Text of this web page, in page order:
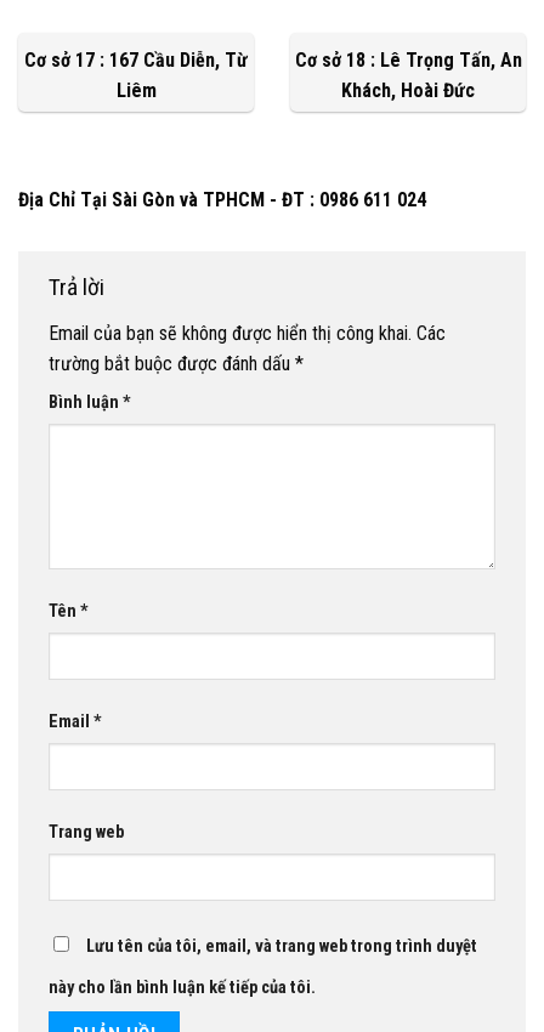
Cơ sở 17 : 167 Cầu Diễn, Từ
Liêm
Cơ sở 18 : Lê Trọng Tấn, An
Khách, Hoài Đức
Địa Chỉ Tại Sài Gòn và TPHCM - ĐT : 0986 611 024
Trả lời
Email của bạn sẽ không được hiển thị công khai. Các
trường bắt buộc được đánh dấu *
Bình luận *
Tên *
Email *
Trang web
Lưu tên của tôi, email, và trang web trong trình duyệt
này cho lần bình luận kế tiếp của tôi.